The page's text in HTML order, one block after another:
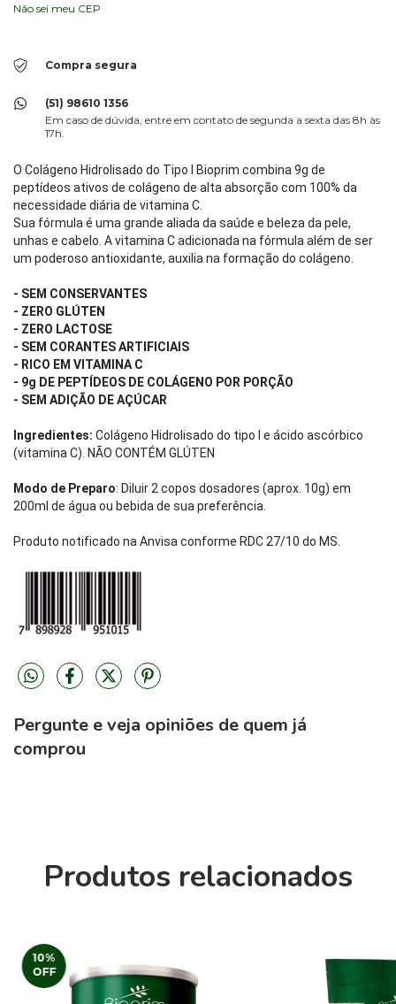
Não sei meu CEP
Compra segura
(51) 98610 1356
Em caso de dúvida, entre em contato de segunda a sexta das 8h às
17h.
O Colágeno Hidrolisado do Tipo I Bioprim combina 9g de
peptídeos ativos de colágeno de alta absorção com 100% da
necessidade diária de vitamina C.
Sua fórmula é uma grande aliada da saúde e beleza da pele,
unhas e cabelo. A vitamina C adicionada na fórmula além de ser
um poderoso antioxidante, auxilia na formação do colágeno.
- SEM CONSERVANTES
- ZERO GLÚTEN
- ZERO LACTOSE
- SEM CORANTES ARTIFICIAIS
- RICO EM VITAMINA C
- 9g DE PEPTÍDEOS DE COLÁGENO POR PORÇÃO
- SEM ADIÇÃO DE AÇÚCAR
Ingredientes: Colágeno Hidrolisado do tipo I e ácido ascórbico
(vitamina C). NÃO CONTÉM GLÚTEN
Modo de Preparo: Diluir 2 copos dosadores (aprox. 10g) em
200ml de água ou bebida de sua preferência.
Produto notificado na Anvisa conforme RDC 27/10 do MS.
Pergunte e veja opiniões de quem já
comprou
Produtos relacionados
10%
OFF